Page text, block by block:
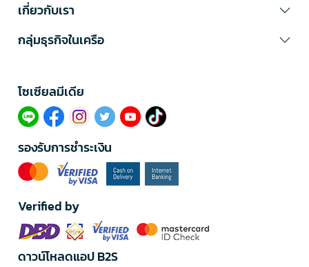
เกี่ยวกับเรา
กลุ่มธุรกิจในเครือ
โซเซียลมีเดีย​
รองรับการชำระเงิน
Verified by
ดาวน์โหลดแอป B2S